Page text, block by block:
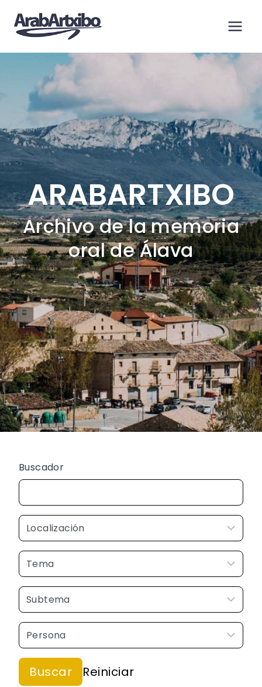
contenido
ARABARTXIBO
Archivo de la memoria
oral de Álava
Buscador